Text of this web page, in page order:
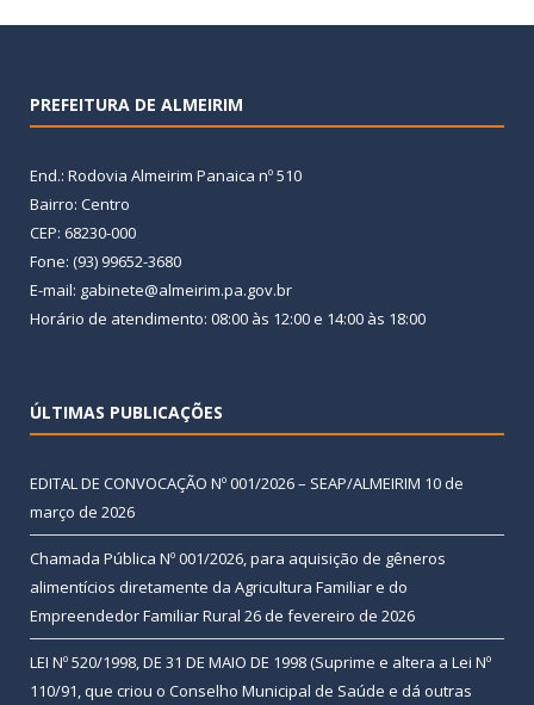
PREFEITURA DE ALMEIRIM
End.: Rodovia Almeirim Panaica nº 510
Bairro: Centro
CEP: 68230-000
Fone: (93) 99652-3680
E-mail: gabinete@almeirim.pa.gov.br
Horário de atendimento: 08:00 às 12:00 e 14:00 às 18:00
ÚLTIMAS PUBLICAÇÕES
EDITAL DE CONVOCAÇÃO Nº 001/2026 – SEAP/ALMEIRIM 10 de
março de 2026
Chamada Pública Nº 001/2026, para aquisição de gêneros
alimentícios diretamente da Agricultura Familiar e do
Empreendedor Familiar Rural 26 de fevereiro de 2026
LEI Nº 520/1998, DE 31 DE MAIO DE 1998 (Suprime e altera a Lei Nº
110/91, que criou o Conselho Municipal de Saúde e dá outras